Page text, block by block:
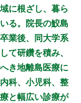
、事前に必ず医療
確認ください。
に根ざし、暮ら
る。院長の鮫島
業後、同大学系
て研鑽を積み、
き地離島医療に
科、小児科、整
と幅広い診療が